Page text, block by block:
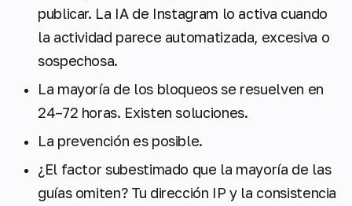
publicar. La IA de Instagram lo activa cuando
la actividad parece automatizada, excesiva o
sospechosa.
La mayoría de los bloqueos se resuelven en
24–72 horas. Existen soluciones.
La prevención es posible.
¿El factor subestimado que la mayoría de las
guías omiten? Tu dirección IP y la consistencia